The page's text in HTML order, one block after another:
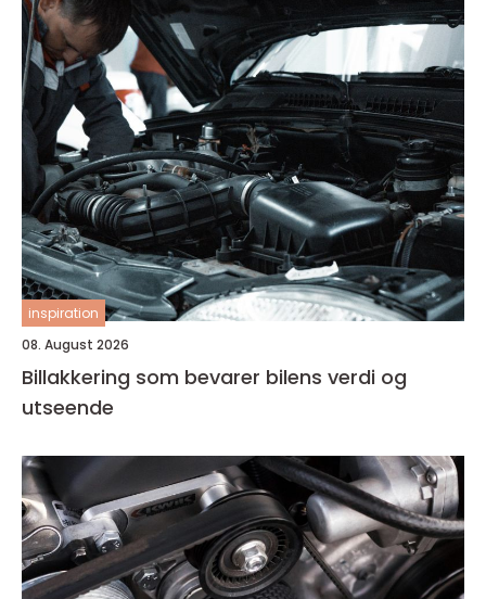
inspiration
08. August 2026
Billakkering som bevarer bilens verdi og
utseende